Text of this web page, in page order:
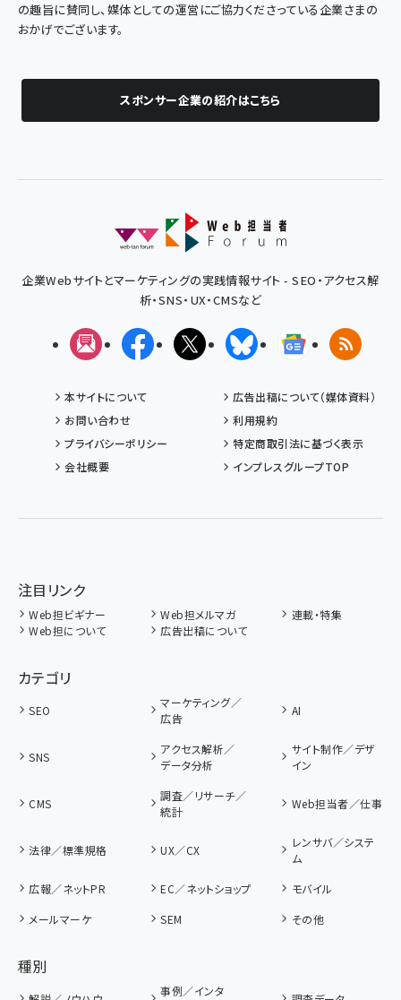
の趣旨に賛同し、媒体としての運営にご協力くださっている企業さまの
おかげでございます。
スポンサー企業の紹介はこちら
企業Webサイトとマーケティングの実践情報サイト - SEO・アクセス解
析・SNS・UX・CMSなど
メルマガFacebookX(エックス)BlueskyGoogleニュ
RSS
本サイトについて
広告出稿について（媒体資料）
お問い合わせ
利用規約
プライバシーポリシー
特定商取引法に基づく表示
会社概要
インプレスグループTOP
注目リンク
Web担ビギナー Web担メルマガ
連載・特集
Web担について
広告出稿について
カテゴリ
SEO
マーケティング／
広告
AI
SNS
アクセス解析／
データ分析
サイト制作／デザ
イン
CMS
調査／リサーチ／
統計
Web担当者／仕事
法律／標準規格 UX／CX
レンサバ／システ
ム
広報／ネットPR
EC／ネットショップ
モバイル
メールマーケ
SEM その他
種別
事例／インタ